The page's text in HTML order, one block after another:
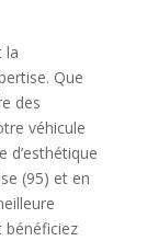
la
Que
des
véhicule
d’esthétique
(95) et en
bénéficiez